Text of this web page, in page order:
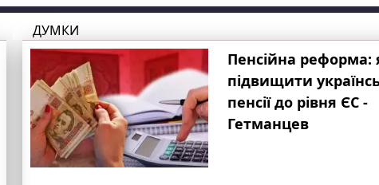
ДУМКИ
Пенсійна реформа:
підвищити
пенсії до рівня ЄС -
Гетманцев